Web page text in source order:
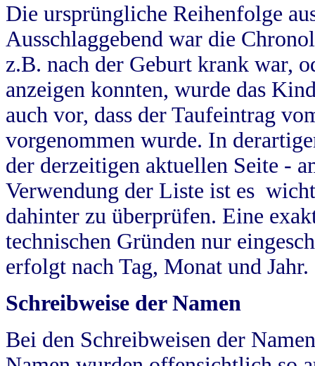
Die ursprüngliche Reihenfolge
Ausschlaggebend war die
z.B. nach der Geburt krank war,
anzeigen konnten, wurde das
auch vor, dass der Taufeintrag
vorgenommen wurde. In
der derzeitigen aktuellen Seite -
Verwendung der Liste ist es
dahinter zu überprüfen. Eine
technischen Gründen nur
erfolgt nach Tag, Monat und Jahr.
Schreibweise der Namen
Bei den Schreibweisen der